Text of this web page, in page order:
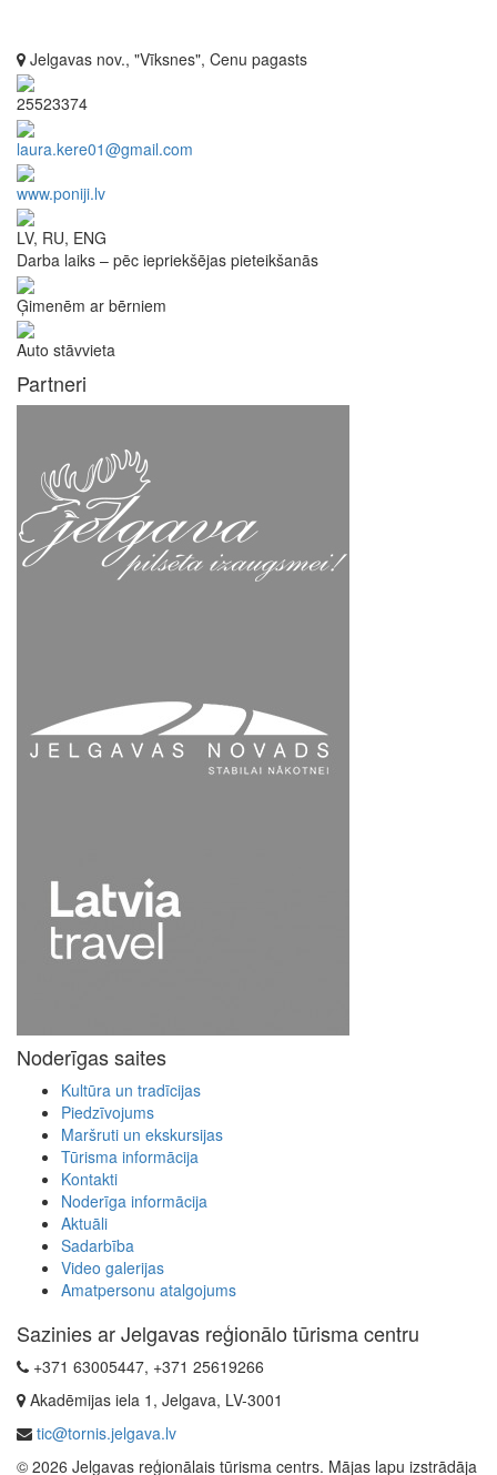
Jelgavas nov., "Vīksnes", Cenu pagasts
25523374
laura.kere01@gmail.com
www.poniji.lv
LV, RU, ENG
Darba laiks – pēc iepriekšējas pieteikšanās
Ģimenēm ar bērniem
Auto stāvvieta
Partneri
Noderīgas saites
Kultūra un tradīcijas
Piedzīvojums
Maršruti un ekskursijas
Tūrisma informācija
Kontakti
Noderīga informācija
Aktuāli
Sadarbība
Video galerijas
Amatpersonu atalgojums
Sazinies ar Jelgavas reģionālo tūrisma centru
+371 63005447, +371 25619266
Akadēmijas iela 1, Jelgava, LV-3001
tic@tornis.jelgava.lv
© 2026 Jelgavas reģionālais tūrisma centrs. Mājas lapu izstrādāja